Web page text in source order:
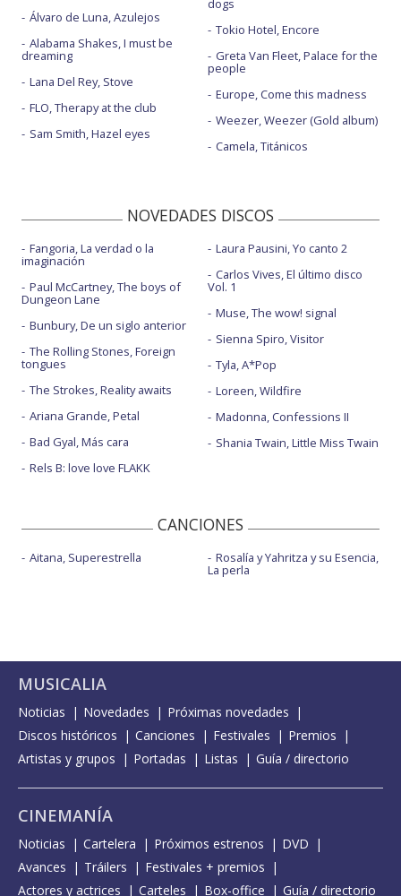
Álvaro de Luna, Azulejos
Alabama Shakes, I must be
dreaming
Lana Del Rey, Stove
FLO, Therapy at the club
Sam Smith, Hazel eyes
dogs
Tokio Hotel, Encore
Greta Van Fleet, Palace for the
people
Europe, Come this madness
Weezer, Weezer (Gold album)
Camela, Titánicos
NOVEDADES DISCOS
Fangoria, La verdad o la
imaginación
Paul McCartney, The boys of
Dungeon Lane
Bunbury, De un siglo anterior
The Rolling Stones, Foreign
tongues
The Strokes, Reality awaits
Ariana Grande, Petal
Bad Gyal, Más cara
Rels B: love love FLAKK
Laura Pausini, Yo canto 2
Carlos Vives, El último disco
Vol. 1
Muse, The wow! signal
Sienna Spiro, Visitor
Tyla, A*Pop
Loreen, Wildfire
Madonna, Confessions II
Shania Twain, Little Miss Twain
CANCIONES
Aitana, Superestrella Rosalía y Yahritza y su Esencia,
La perla
MUSICALIA
Noticias Novedades
Próximas novedades
Discos históricos
Canciones Festivales
Premios
Artistas y grupos
Portadas Listas Guía / directorio
CINEMANÍA
Noticias Cartelera Próximos estrenos
DVD
Avances
Tráilers
Festivales + premios
Actores y actrices
Carteles Box-office Guía / directorio